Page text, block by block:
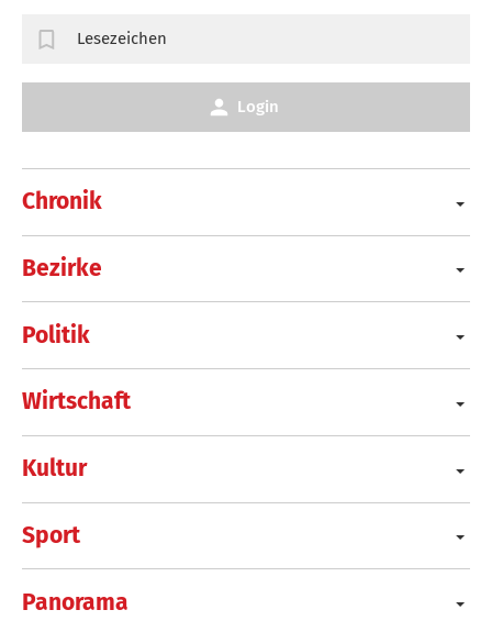
Chronik
Bezirke
Politik
Wirtschaft
Kultur
Sport
Panorama
Lesezeichen
Login